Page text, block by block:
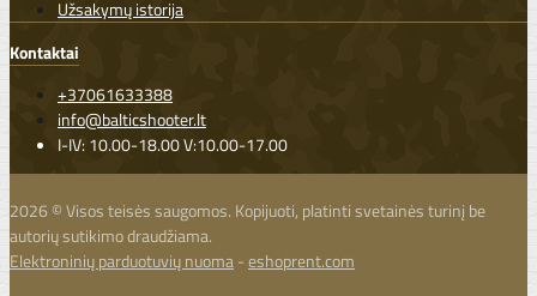
Užsakymų istorija
Kontaktai
+37061633388
info@balticshooter.lt
I-IV: 10.00-18.00 V:10.00-17.00
2026 © Visos teisės saugomos. Kopijuoti, platinti svetainės turinį be
autorių sutikimo draudžiama.
Elektroninių parduotuvių nuoma-eshoprent.com